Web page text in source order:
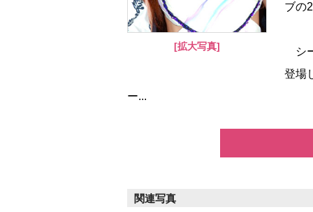
[拡大写真]
ブの
シ
登場
ー...
関連写真